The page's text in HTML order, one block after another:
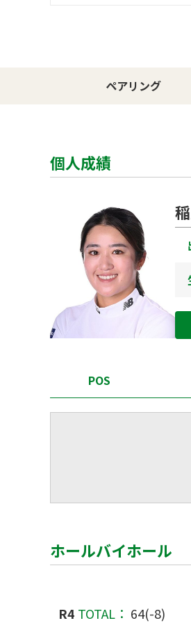
ペアリング
個人成績
POS
ホールバイホール
R4 TOTAL： 64(-8)